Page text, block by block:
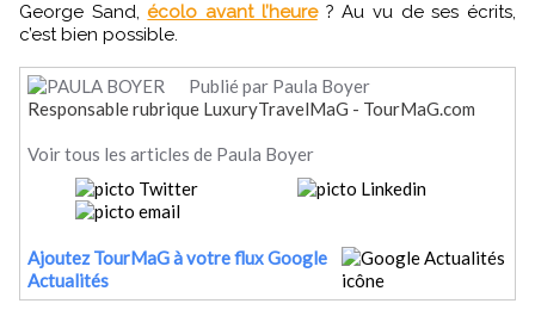
George Sand, écolo avant l’heure? Au vu de ses écrits,
c’est bien possible.
Publié par Paula Boyer
Responsable rubrique LuxuryTravelMaG - TourMaG.com
Voir tous les articles de Paula Boyer
Ajoutez TourMaG à votre flux Google
Actualités